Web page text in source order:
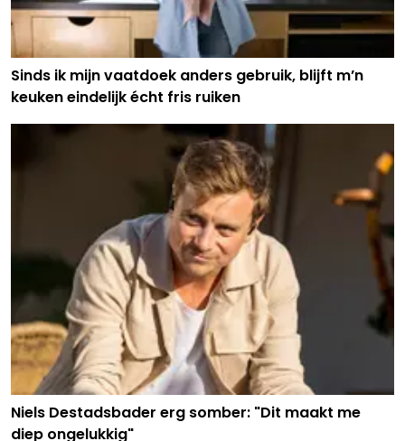
Sinds ik mijn vaatdoek anders gebruik, blijft m’n
keuken eindelijk écht fris ruiken
Niels Destadsbader erg somber: "Dit maakt me
diep ongelukkig"